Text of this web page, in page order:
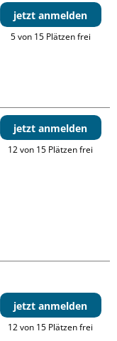
jetzt anmelden
5 von 15 Plätzen frei
jetzt anmelden
12 von 15 Plätzen frei
jetzt anmelden
12 von 15 Plätzen frei